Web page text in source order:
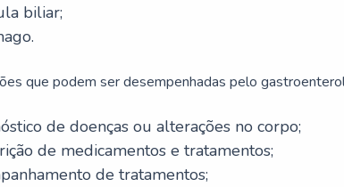
biliar;
que podem ser desempenhadas pelo
de doenças ou alterações no corpo;
de medicamentos e tratamentos;
de tratamentos;